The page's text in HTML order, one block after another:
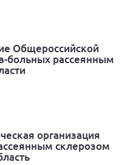
Общероссийской
больных рассеянным
организация
склерозом